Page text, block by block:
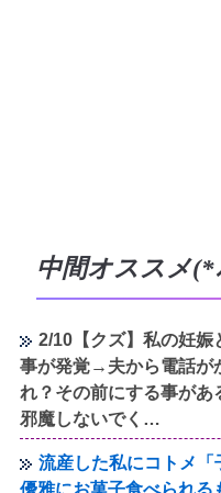
中間オススメ
2/10【クズ】私の妊娠
事が発覚→夫から電話が
れ？その前にする事があ
邪魔しないでく…
流産した私にコトメ「
優雅にお菓子食べられる